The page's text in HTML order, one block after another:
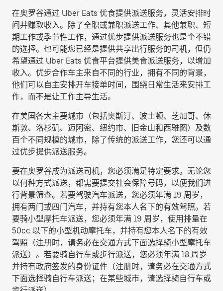
在奥罗谷通过 Uber Eats 优食提供派送服务，灵活安排时
间并赚取收入。除了全职或兼职派送工作、其他兼职、短
期工作或季节性工作，通过优步提供派送服务也是个不错
的选择。也可能您已经是提供共享出行服务的司机，但仍
希望通过 Uber Eats 优食平台提供美食派送服务，以增加
收入。优步合作车主来自不同的行业，拥有不同的背景，
他们可以自主安排开车接单时间，围绕日常生活来安排工
作，而不是让工作主导生活。
在美国各大主要城市（包括奥斯汀、波士顿、芝加哥、休
斯敦、洛杉矶、迈阿密、纽约市、旧金山和西雅图）及数
百个不同规模的城市，除了传统的派送工作，您还可以通
过优步提供派送服务。
要在奥罗谷成为派送司机，您必须满足特定要求。无论您
以何种方式派送，都需要提交社会保障号码，以便我们进
行背景筛查。若要驾驶汽车派送，您必须年满 19 周岁，
拥有两门或四门汽车，并持有您本人名下的有效驾照。若
要骑小型摩托车派送，您必须年满 19 周岁，使用排量在
50cc 以下的小型机动摩托车，并持有您本人名下的有效
驾照（注册时，请务必在交通方式下面选择骑小型摩托车
派送）。若要骑自行车或步行派送，您必须年满 18 周岁
并持有政府签发的身份证件（注册时，请务必在交通方式
下面选择骑自行车派送；在某些城市，请选择骑自行车或